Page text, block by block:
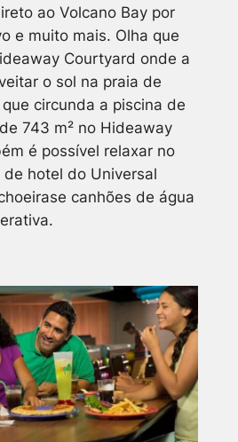
ao Volcano Bay por
e muito mais. Olha que
Courtyard onde a
o sol na praia de
circunda a piscina de
743 m² no Hideaway
é possível relaxar no
hotel do Universal
canhões de água